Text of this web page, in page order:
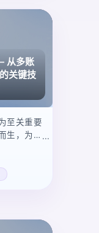
从多账
关键技
至关重要
生，为多
EasyBR